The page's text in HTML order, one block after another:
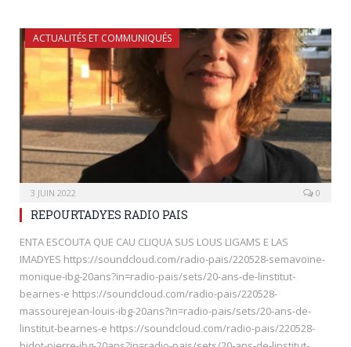
ACTUALITÉS ET COMMUNIQUÉS
3 JUIN 2022 0
REPOURTADYES RADIO PAIS
ENTA ESCOUTA QUE CAU CLIQUA SUS LOUS LIGAMS E LAS
IMADYES https://soundcloud.com/radio-pais/220528-semavoine-
monique-ibg-20ans?in=radio-pais/sets/20-ans-de-linstitut-
bearnes-e https://soundcloud.com/radio-pais/220528-
massourejean-louis-ibg-20ans?in=radio-pais/sets/20-ans-de-
linstitut-bearnes-e https://soundcloud.com/radio-pais/220528-